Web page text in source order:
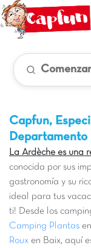
Capfun,
Departamento
La Ardèche es una
conocida por sus
gastronomía y su
ideal para tus
ti! Desde los
Camping Plantas
Roux en Baix, aquí